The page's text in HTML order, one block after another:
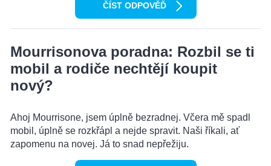
ČÍST ODPOVĚĎ
Mourrisonova poradna: Rozbil se ti
mobil a rodiče nechtějí koupit
nový?
Ahoj Mourrisone, jsem úplně bezradnej. Včera mě spadl
mobil, úplně se rozkřápl a nejde spravit. Naši říkali, ať
zapomenu na novej. Já to snad nepřežiju.